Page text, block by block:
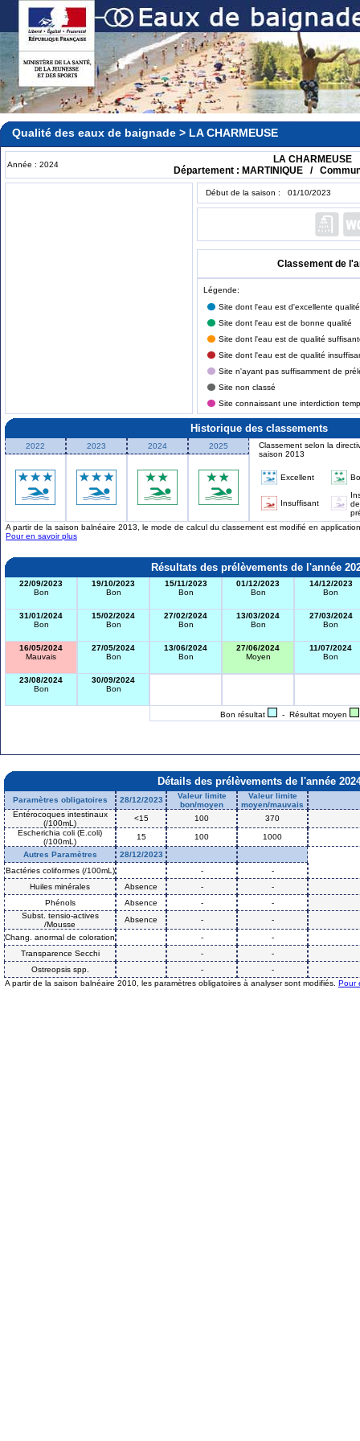
Qualité des eaux de baignade > LA CHARMEUSE
Année : 2024
LA CHARMEUSE
Département : MARTINIQUE /
Début de la saison : 01/10/2023
Classement de
Légende:
Site dont l'eau est d'excellente qualité
Site dont l'eau est de bonne qualité
Site dont l'eau est de qualité
Site dont l'eau est de qualité
Site n'ayant pas suffisamment de
Site non classé
Site connaissant une interdiction
Historique des classements
2022 2023 2024 2025
Classement selon la
saison 2013
Excellent
Insuffisant
de
A partir de la saison balnéaire 2013, le mode de calcul du classement est modifié en
Pour en savoir plus
Résultats des prélèvements de l'année
22/09/2023
Bon
19/10/2023
Bon
15/11/2023
Bon
01/12/2023
Bon
14/12/2023
Bon
31/01/2024
Bon
15/02/2024
Bon
27/02/2024
Bon
13/03/2024
Bon
27/03/2024
Bon
16/05/2024
Mauvais
27/05/2024
Bon
13/06/2024
Bon
27/06/2024
Moyen
11/07/2024
Bon
23/08/2024
Bon
30/09/2024
Bon
Bon résultat - Résultat moyen
Détails des prélèvements de l'année
Paramètres obligatoires 28/12/2023
Valeur limite
bon/moyen
Valeur limite
moyen/mauvais
Entérocoques intestinaux
(/100mL)
<15 100
370
Escherichia coli (E.coli)
(/100mL)
15 100
1000
Autres Paramètres
28/12/2023
Bactéries coliformes (/100mL)
-
-
Huiles minérales
Absence -
-
Phénols
Absence -
-
Subst. tensio-actives
/Mousse
Absence -
-
Chang. anormal de coloration
-
-
Transparence Secchi
-
-
Ostreopsis spp.
-
-
A partir de la saison balnéaire 2010, les paramètres obligatoires à analyser sont modifiés. Pour